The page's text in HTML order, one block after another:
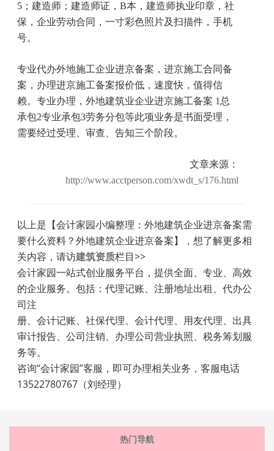
5 ；建造师；建造师证， B本，建造师执业印章，社
保，企业劳动合同，一寸彩色照片及扫描件，手机
号。
专业代办外地施工企业进京备案，进京施工合同备
案，办理进京施工备案报价低，速度快，值得信
赖。专业办理，外地建筑业企业进京施工备案 1 总
承包2专业承包3劳务分包等此项业务是书面受理，
需要经过受理、审查、告知三个阶段。
文章来源：
http://www.acctperson.com/xwdt_s/176.html
以上是【会计家园小编整理：外地建筑企业进京备案需
要什么资料？外地建筑企业进京备案】，想了解更多相
关内容，请访建筑资质栏目>>
会计家园一站式创业服务平台，提供全面、专业、高效
的企业服务。包括：代理记账、注册地址出租、代办公
司注
册、会计记账、社保代理、会计代理、用友代理、出具
审计报告、公司注销、办理公司营业执照、税务筹划服
务等。
咨询“会计家园”客服，即可办理相关业务，客服电话
13522780767（刘经理）
热门导航